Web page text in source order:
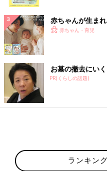
赤ちゃんが生ま
赤ちゃん・育児
お墓の撤去にい
PR(くらしの話題)
ランキン